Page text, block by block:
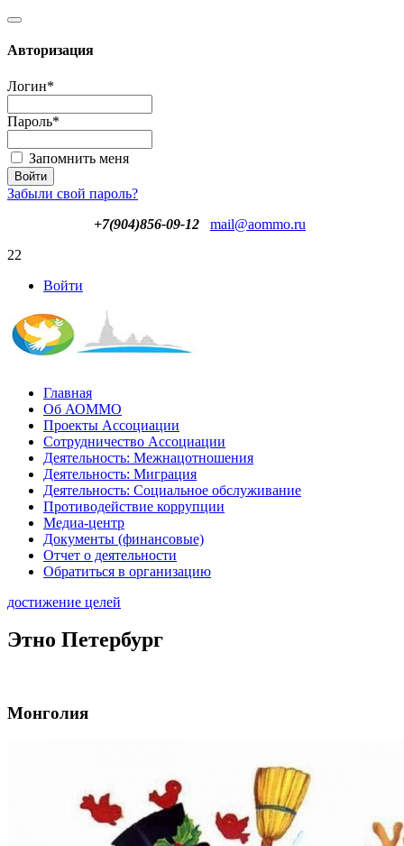
Авторизация
Логин*
Пароль*
Запомнить меня
Забыли свой пароль?
+7(904)856-09-12
mail@aommo.ru
22
Войти
Главная
Об АОММО
Проекты Ассоциации
Сотрудничество Ассоциации
Деятельность: Межнацотношения
Деятельность: Миграция
Деятельность: Социальное обслуживание
Противодействие коррупции
Медиа-центр
Документы (финансовые)
Отчет о деятельности
Обратиться в организацию
достижение целей
Этно Петербург
Монголия